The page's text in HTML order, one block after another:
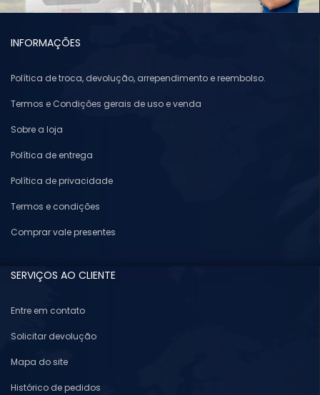
INFORMAÇÕES
Política de troca, devolução, arrependimento e reembolso.
Termos e Condições gerais de uso e venda
Sobre a loja
Política de entrega
Política de privacidade
Termos e condições
Comprar vale presentes
SERVIÇOS AO CLIENTE
Entre em contato
Solicitar devolução
Mapa do site
Histórico de pedidos